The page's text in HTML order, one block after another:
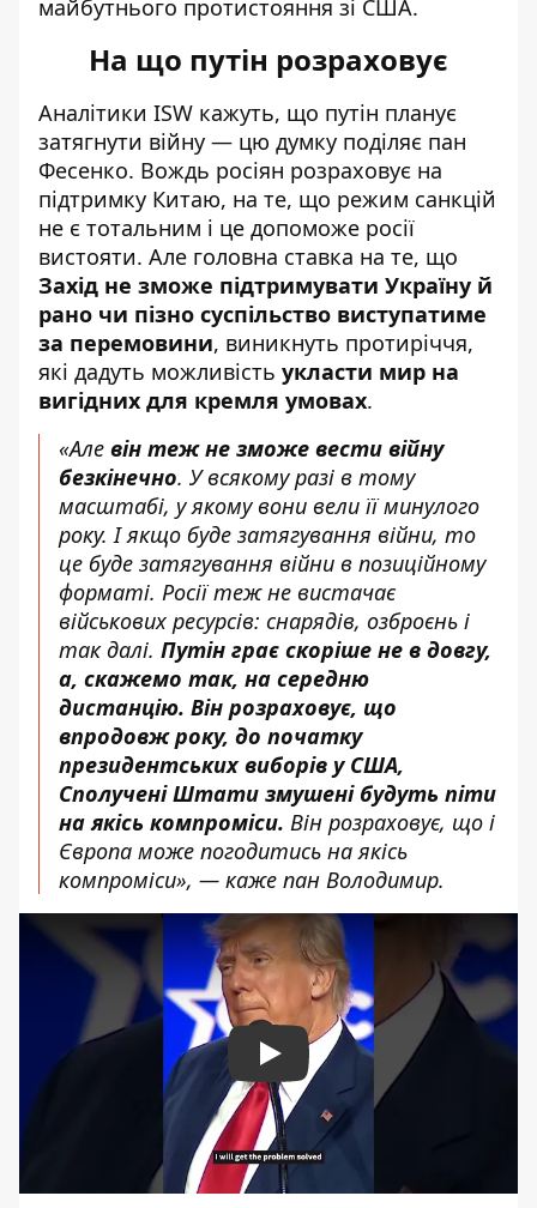
майбутнього протистояння зі США.
На що путін розраховує
Аналітики ISW кажуть, що путін планує
затягнути війну — цю думку поділяє пан
Фесенко. Вождь росіян розраховує на
підтримку Китаю, на те, що режим санкцій
не є тотальним і це допоможе росії
вистояти. Але головна ставка на те, що
Захід не зможе підтримувати Україну й
рано чи пізно суспільство виступатиме
за перемовини, виникнуть протиріччя,
які дадуть можливість укласти мир на
вигідних для кремля умовах.
«Але він теж не зможе вести війну
безкінечно. У всякому разі в тому
масштабі, у якому вони вели її минулого
року. І якщо буде затягування війни, то
це буде затягування війни в позиційному
форматі. Росії теж не вистачає
військових ресурсів: снарядів, озброєнь і
так далі. Путін грає скоріше не в довгу,
а, скажемо так, на середню
дистанцію. Він розраховує, що
впродовж року, до початку
президентських виборів у США,
Сполучені Штати змушені будуть піти
на якісь компроміси. Він розраховує, що і
Європа може погодитись на якісь
компроміси», — каже пан Володимир.
Play